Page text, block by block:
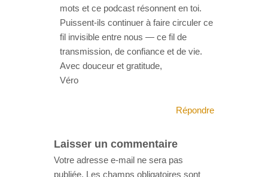
mots et ce podcast résonnent en toi.
Puissent-ils continuer à faire circuler ce
fil invisible entre nous — ce fil de
transmission, de confiance et de vie.
Avec douceur et gratitude,
Véro
Répondre
Laisser un commentaire
Votre adresse e-mail ne sera pas
publiée.
Les champs obligatoires sont